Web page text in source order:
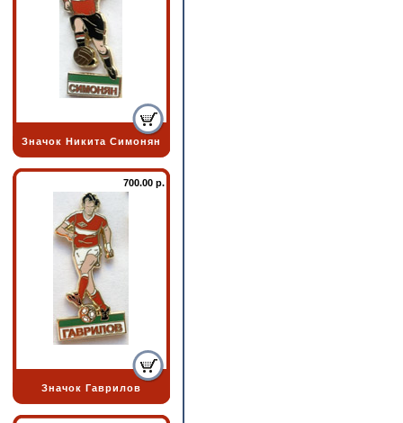
Значок Никита Симонян
700.00 р.
Значок Гаврилов